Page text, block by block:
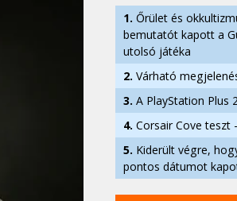
1. Őrület és
bemutatót kapott a
utolsó játéka
2. Várható
3. A PlayStation Plus
4. Corsair Cove teszt
5. Kiderült végre,
pontos dátumot